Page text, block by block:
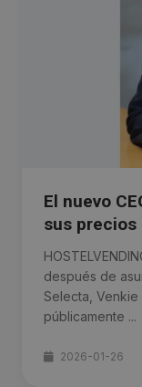
El nuevo
sus precios
después de
Selecta, Venkie
públicamente ...
2026-01-26